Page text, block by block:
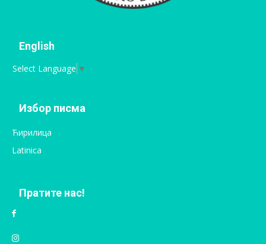
English
Select Language ▼
Избор писма
Ћирилица
Latinica
Пратите нас!